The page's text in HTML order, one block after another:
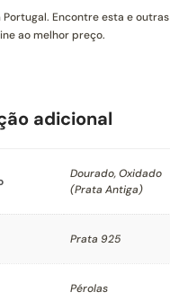
Encontre esta e outras
ao melhor preço.
adicional
Dourado, Oxidado
(Prata Antiga)
Prata 925
Pérolas